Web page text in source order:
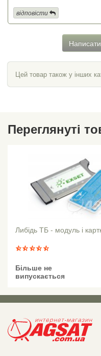
відповісти
Написати
Цей товар також у інших
Переглянуті
Либідь ТБ - модуль і
Більше не
випускається